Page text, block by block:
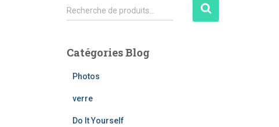
R
e
e
Recherche de produits…
Catégories Blog
Photos
verre
Do It Yourself